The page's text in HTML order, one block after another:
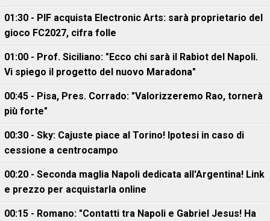
01:30 - PIF acquista Electronic Arts: sarà proprietario del
gioco FC2027, cifra folle
01:00 - Prof. Siciliano: "Ecco chi sarà il Rabiot del Napoli.
Vi spiego il progetto del nuovo Maradona"
00:45 - Pisa, Pres. Corrado: "Valorizzeremo Rao, tornerà
più forte"
00:30 - Sky: Cajuste piace al Torino! Ipotesi in caso di
cessione a centrocampo
00:20 - Seconda maglia Napoli dedicata all'Argentina! Link
e prezzo per acquistarla online
00:15 - Romano: "Contatti tra Napoli e Gabriel Jesus! Ha